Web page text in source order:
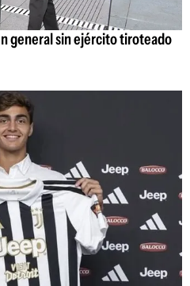
general sin ejército tiroteado